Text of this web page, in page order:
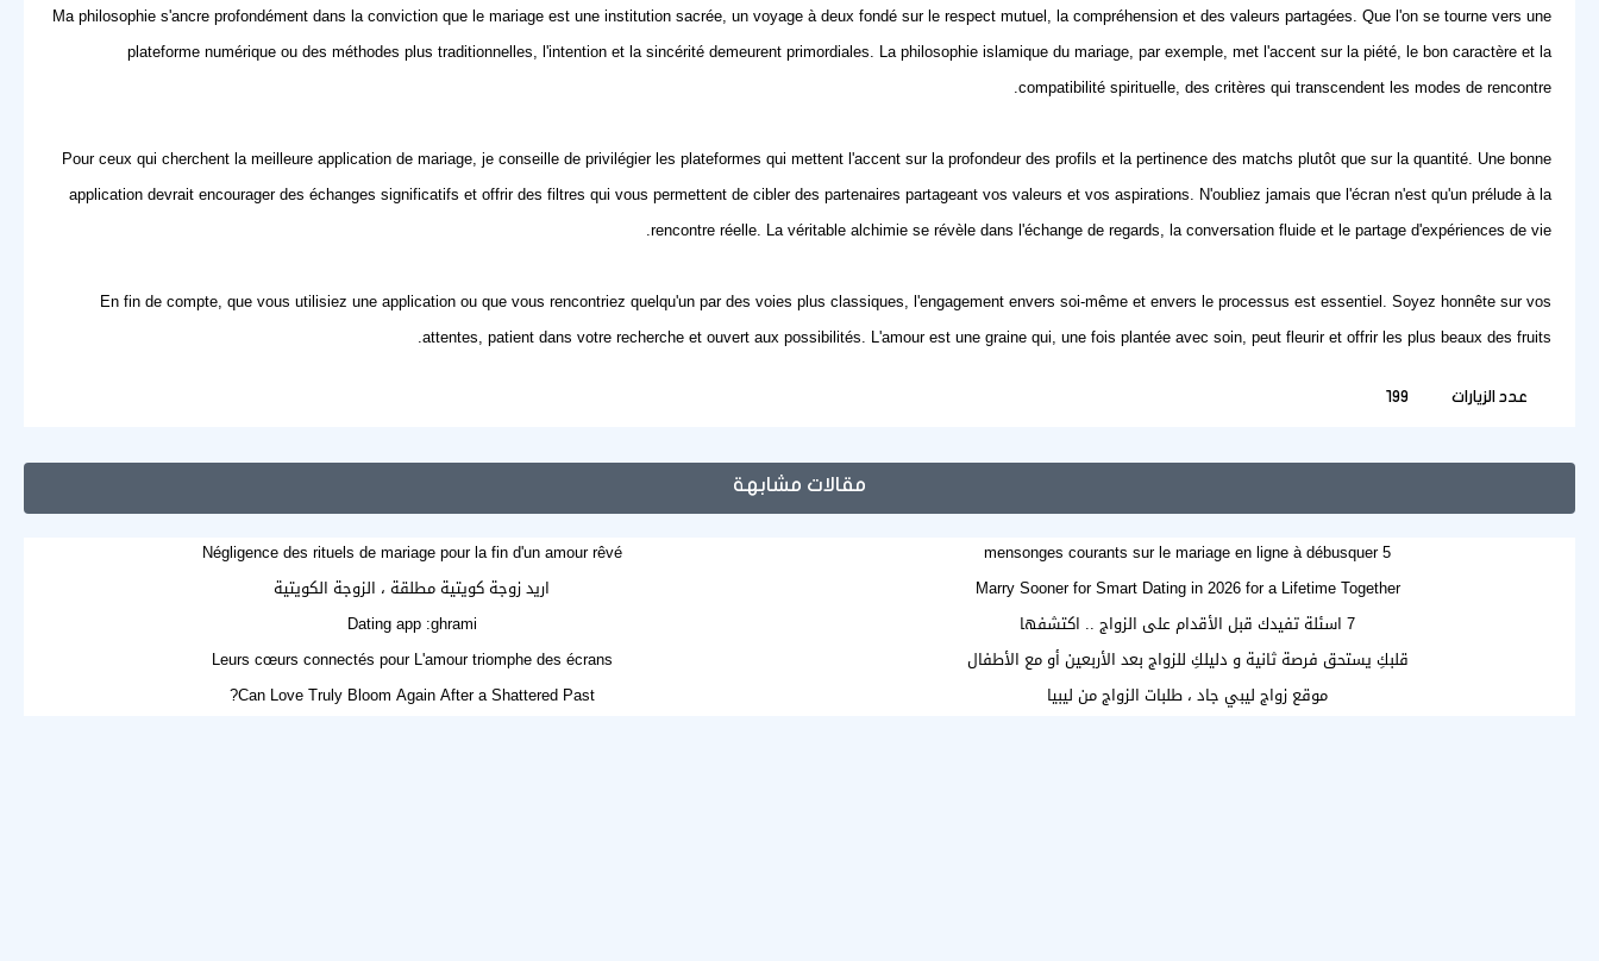
Ma philosophie s'ancre profondément dans la conviction que le mariage est une institution sacrée, un voyage à deux fondé sur le respect mutuel, la compréhension et des valeurs partagées. Que l'on se tourne vers une
plateforme numérique ou des méthodes plus traditionnelles, l'intention et la sincérité demeurent primordiales. La philosophie islamique du mariage, par exemple, met l'accent sur la piété, le bon caractère et la
compatibilité spirituelle, des critères qui transcendent les modes de rencontre.
Pour ceux qui cherchent la meilleure application de mariage, je conseille de privilégier les plateformes qui mettent l'accent sur la profondeur des profils et la pertinence des matchs plutôt que sur la quantité. Une bonne
application devrait encourager des échanges significatifs et offrir des filtres qui vous permettent de cibler des partenaires partageant vos valeurs et vos aspirations. N'oubliez jamais que l'écran n'est qu'un prélude à la
rencontre réelle. La véritable alchimie se révèle dans l'échange de regards, la conversation fluide et le partage d'expériences de vie.
En fin de compte, que vous utilisiez une application ou que vous rencontriez quelqu'un par des voies plus classiques, l'engagement envers soi-même et envers le processus est essentiel. Soyez honnête sur vos
attentes, patient dans votre recherche et ouvert aux possibilités. L'amour est une graine qui, une fois plantée avec soin, peut fleurir et offrir les plus beaux des fruits.
عدد الزيارات 199
مقالات مشابهة
5 mensonges courants sur le mariage en ligne à débusquer
Négligence des rituels de mariage pour la fin d'un amour rêvé
Marry Sooner for Smart Dating in 2026 for a Lifetime Together
اريد زوجة كويتية مطلقة ، الزوجة الكويتية
7 اسئلة تفيدك قبل الأقدام على الزواج .. اكتشفها
Dating app :ghrami
قلبكِ يستحق فرصة ثانية و دليلكِ للزواج بعد الأربعين أو مع الأطفال
Leurs cœurs connectés pour L'amour triomphe des écrans
موقع زواج ليبي جاد ، طلبات الزواج من ليبيا
Can Love Truly Bloom Again After a Shattered Past?